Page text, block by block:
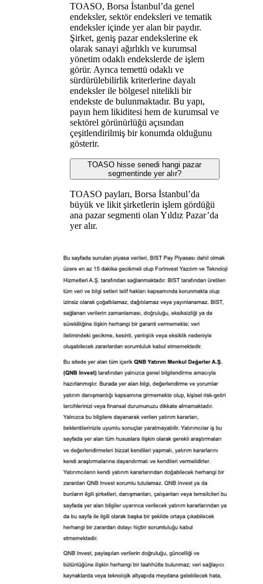
TOASO, Borsa İstanbul’da genel
endeksler, sektör endeksleri ve tematik
endeksler içinde yer alan bir paydır.
Şirket, geniş pazar endekslerine ek
olarak sanayi ağırlıklı ve kurumsal
yönetim odaklı endekslerde de işlem
görür. Ayrıca temettü odaklı ve
sürdürülebilirlik kriterlerine dayalı
endeksler ile bölgesel nitelikli bir
endekste de bulunmaktadır. Bu yapı,
payın hem likiditesi hem de kurumsal ve
sektörel görünürlüğü açısından
çeşitlendirilmiş bir konumda olduğunu
gösterir.
TOASO hisse senedi hangi pazar
segmentinde yer alır?
TOASO payları, Borsa İstanbul’da
büyük ve likit şirketlerin işlem gördüğü
ana pazar segmenti olan Yıldız Pazar’da
yer alır.